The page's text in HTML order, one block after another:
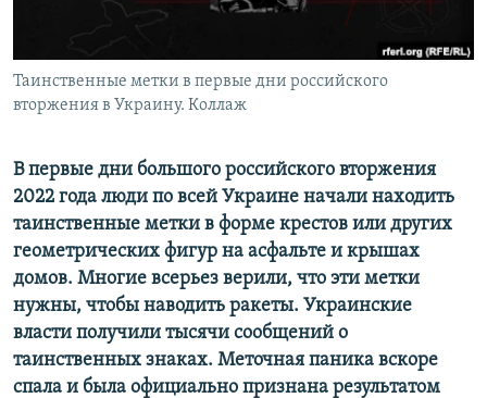
УКРАИНСКАЯ ПРОБЛЕМА КРЫМА
Все сайты RFE/RL
Таинственные метки в первые дни российского
вторжения в Украину. Коллаж
В первые дни большого российского вторжения
2022 года люди по всей Украине начали находить
таинственные метки в форме крестов или других
геометрических фигур на асфальте и крышах
домов. Многие всерьез верили, что эти метки
нужны, чтобы наводить ракеты. Украинские
власти получили тысячи сообщений о
таинственных знаках. Меточная паника вскоре
спала и была официально признана результатом